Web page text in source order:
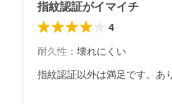
指紋認証がイマイチ
4
耐久性 ： 壊れにくい